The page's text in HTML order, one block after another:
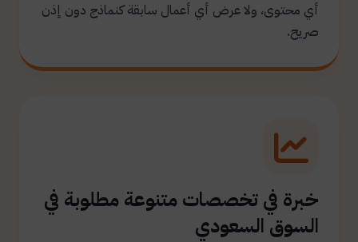
أي محتوى، ولا عرض أي أعمال سابقة كنماذج دون إذن
صريح.
خبرة في تخصصات متنوعة مطلوبة في
السوق السعودي